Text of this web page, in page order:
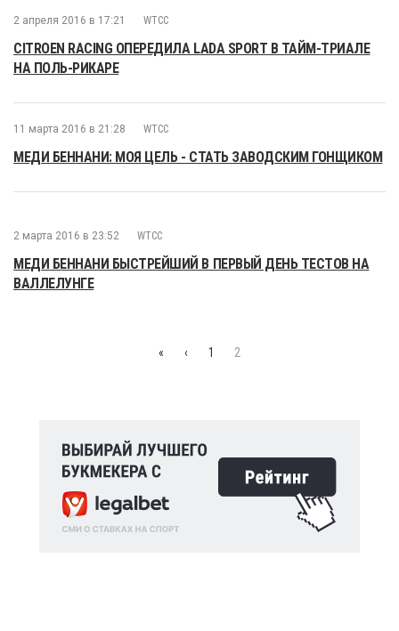
2 апреля 2016 в 17:21 WTCC
CITROEN RACING ОПЕРЕДИЛА LADA SPORT В ТАЙМ-ТРИАЛЕ
НА ПОЛЬ-РИКАРЕ
11 марта 2016 в 21:28 WTCC
МЕДИ БЕННАНИ: МОЯ ЦЕЛЬ - СТАТЬ ЗАВОДСКИМ ГОНЩИКОМ
2 марта 2016 в 23:52 WTCC
МЕДИ БЕННАНИ БЫСТРЕЙШИЙ В ПЕРВЫЙ ДЕНЬ ТЕСТОВ НА
ВАЛЛЕЛУНГЕ
« ‹ 1 2